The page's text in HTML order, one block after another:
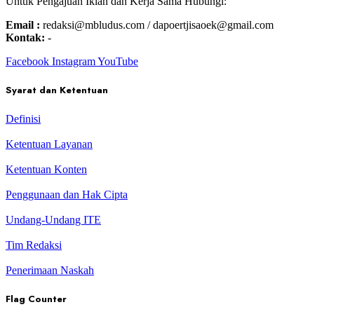
Email : redaksi@mbludus.com / dapoertjisaoek@gmail.com
Kontak: -
Facebook InstagramYouTube
Syarat dan Ketentuan
Definisi
Ketentuan Layanan
Ketentuan Konten
Penggunaan dan Hak Cipta
Undang-Undang ITE
Tim Redaksi
Penerimaan Naskah
Flag Counter